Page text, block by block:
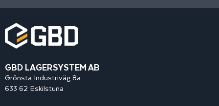
GBD LAGERSYSTEM AB
Grönsta Industriväg 8a
633 62 Eskilstuna